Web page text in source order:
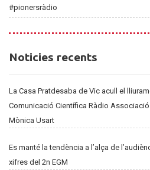
#pionersràdio
Noticies
Noticies recents
La Casa Pratdesaba de Vic acull el
Comunicació Científica Ràdio
Mònica Usart
Es manté la tendència a l’alça de
xifres del 2n EGM